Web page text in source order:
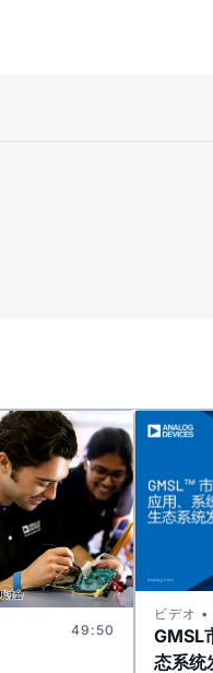
49:50
GMSL
态系统
ビデオ